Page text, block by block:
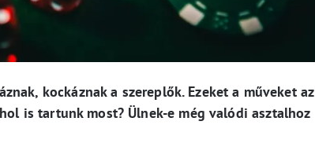
kockáznak a szereplők. Ezeket a műveket az
is tartunk most? Ülnek-e még valódi asztalhoz